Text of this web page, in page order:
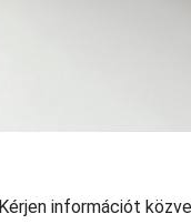
Kérjen információt